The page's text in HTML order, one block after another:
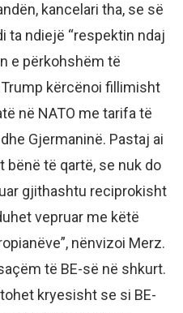
kancelari tha, se së
ta ndiejë “respektin ndaj
e përkohshëm të
kërcënoi fillimisht
në NATO me tarifa të
Gjermaninë. Pastaj ai
bënë të qartë, se nuk do
gjithashtu reciprokisht
vepruar me këtë
nënvizoi Merz.
të BE-së në shkurt.
kryesisht se si BE-